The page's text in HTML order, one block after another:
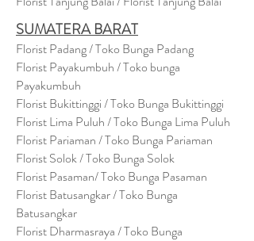
SUMATERA BARAT
Florist Padang / Toko Bunga Padang
Florist Payakumbuh / Toko bunga
Payakumbuh
Florist Bukittinggi / Toko Bunga Bukittinggi
Florist Lima Puluh / Toko Bunga Lima Puluh
Florist Pariaman / Toko Bunga Pariaman
Florist Solok / Toko Bunga Solok
Florist Pasaman/ Toko Bunga Pasaman
Florist Batusangkar / Toko Bunga
Batusangkar
Florist Dharmasraya / Toko Bunga